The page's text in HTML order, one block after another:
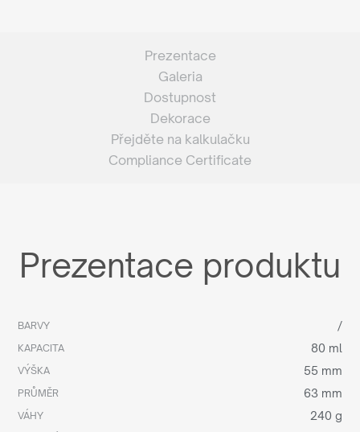
Prezentace
Galeria
Dostupnost
Dekorace
Přejděte na kalkulačku
Compliance Certificate
Prezentace produktu
BARVY /
KAPACITA 80 ml
VÝŠKA 55 mm
PRŮMĚR 63 mm
VÁHY 240 g